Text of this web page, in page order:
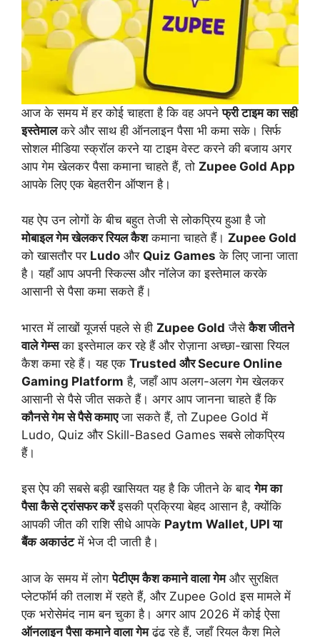
आज के समय में हर कोई चाहता है कि वह अपनेफ्री टाइम का सही
इस्तेमालकरे और साथ ही ऑनलाइन पैसा भी कमा सके। सिर्फ
सोशल मीडिया स्क्रॉल करने या टाइम वेस्ट करने की बजाय अगर
आप गेम खेलकर पैसा कमाना चाहते हैं, तो Zupee Gold App
आपके लिए एक बेहतरीन ऑप्शन है।
यह ऐप उन लोगों के बीच बहुत तेजी से लोकप्रिय हुआ है जो
मोबाइल गेम खेलकर रियल कैशकमाना चाहते हैं। Zupee Gold
को खासतौर पर Ludo और Quiz Games के लिए जाना जाता
है। यहाँ आप अपनी स्किल्स और नॉलेज का इस्तेमाल करके
आसानी से पैसा कमा सकते हैं।
भारत में लाखों यूजर्स पहले से ही Zupee Gold जैसेकैश जीतने
वाले गेम्सका इस्तेमाल कर रहे हैं और रोज़ाना अच्छा-खासा रियल
कैश कमा रहे हैं। यह एक Trusted और Secure Online
Gaming Platform है, जहाँ आप अलग-अलग गेम खेलकर
आसानी से पैसे जीत सकते हैं। अगर आप जानना चाहते हैं कि
कौनसे गेम से पैसे कमाएजा सकते हैं, तो Zupee Gold में
Ludo, Quiz और Skill-Based Games सबसे लोकप्रिय
हैं।
इस ऐप की सबसे बड़ी खासियत यह है कि जीतने के बादगेम का
पैसा कैसे ट्रांसफर करेंइसकी प्रक्रिया बेहद आसान है, क्योंकि
आपकी जीत की राशि सीधे आपके Paytm Wallet, UPI या
बैंक अकाउंटमें भेज दी जाती है।
आज के समय में लोगपेटीएम कैश कमाने वाला गेमऔर सुरक्षित
प्लेटफॉर्म की तलाश में रहते हैं, और Zupee Gold इस मामले में
एक भरोसेमंद नाम बन चुका है। अगर आप 2026 में कोई ऐसा
ऑनलाइन पैसा कमाने वाला गेमढूंढ रहे हैं, जहाँ रियल कैश मिले